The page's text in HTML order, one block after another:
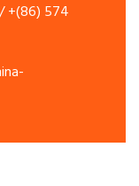
+(86) 574